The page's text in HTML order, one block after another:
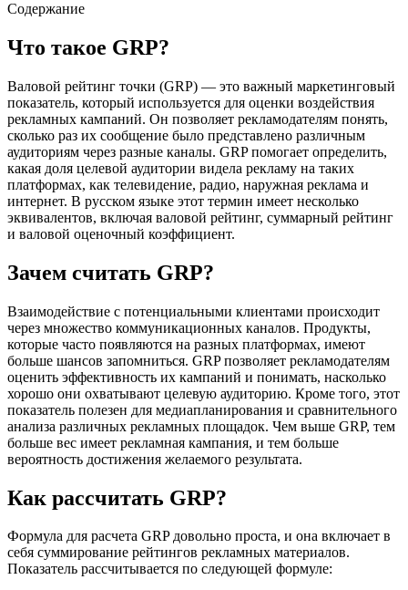
Содержание
Что такое GRP?
Валовой рейтинг точки (GRP) — это важный маркетинговый
показатель, который используется для оценки воздействия
рекламных кампаний. Он позволяет рекламодателям понять,
сколько раз их сообщение было представлено различным
аудиториям через разные каналы. GRP помогает определить,
какая доля целевой аудитории видела рекламу на таких
платформах, как телевидение, радио, наружная реклама и
интернет. В русском языке этот термин имеет несколько
эквивалентов, включая валовой рейтинг, суммарный рейтинг
и валовой оценочный коэффициент.
Зачем считать GRP?
Взаимодействие с потенциальными клиентами происходит
через множество коммуникационных каналов. Продукты,
которые часто появляются на разных платформах, имеют
больше шансов запомниться. GRP позволяет рекламодателям
оценить эффективность их кампаний и понимать, насколько
хорошо они охватывают целевую аудиторию. Кроме того, этот
показатель полезен для медиапланирования и сравнительного
анализа различных рекламных площадок. Чем выше GRP, тем
больше вес имеет рекламная кампания, и тем больше
вероятность достижения желаемого результата.
Как рассчитать GRP?
Формула для расчета GRP довольно проста, и она включает в
себя суммирование рейтингов рекламных материалов.
Показатель рассчитывается по следующей формуле: